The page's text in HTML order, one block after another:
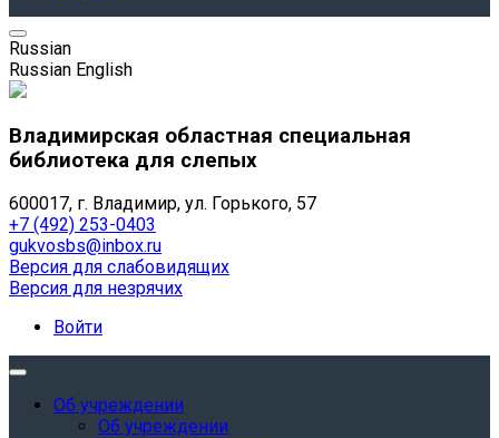
Russian
Russian English
Владимирская областная специальная
библиотека для слепых
600017, г. Владимир, ул. Горького, 57
+7 (492) 253-0403
gukvosbs@inbox.ru
Версия для слабовидящих
Версия для незрячих
Войти
Об учреждении
Об учреждении